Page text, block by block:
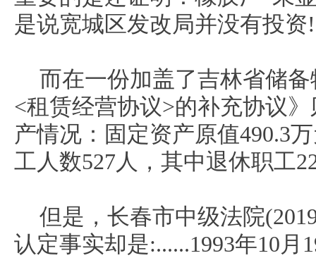
是说宽城区发改局并没有投资!
而在一份加盖了吉林省储
<租赁经营协议>的补充协议
产情况：固定资产原值490.3
工人数527人，其中退休职工
但是，长春市中级法院
认定事实却是:......1993年10